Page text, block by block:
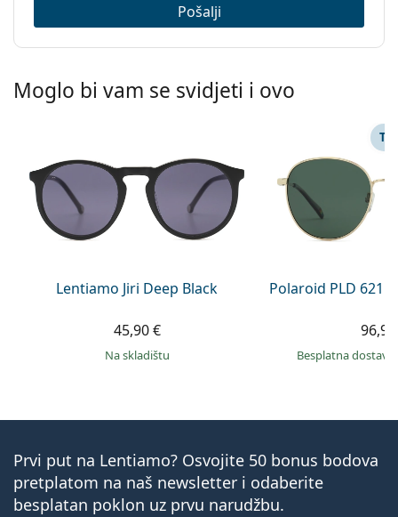
Pošalji
Moglo bi vam se svidjeti i ovo
Lentiamo Jiri Deep Black
45,90 €
na skladištu
Polaroid PLD
Besplatna dostava
Prvi put na Lentiamo? Osvojite 50 bonus bodova
pretplatom na naš newsletter i odaberite
besplatan poklon uz prvu narudžbu.